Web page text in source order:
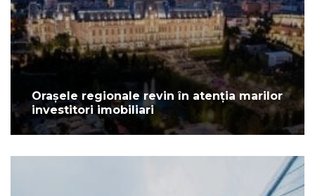
Orașele regionale revin în atenția marilor
investitori imobiliari